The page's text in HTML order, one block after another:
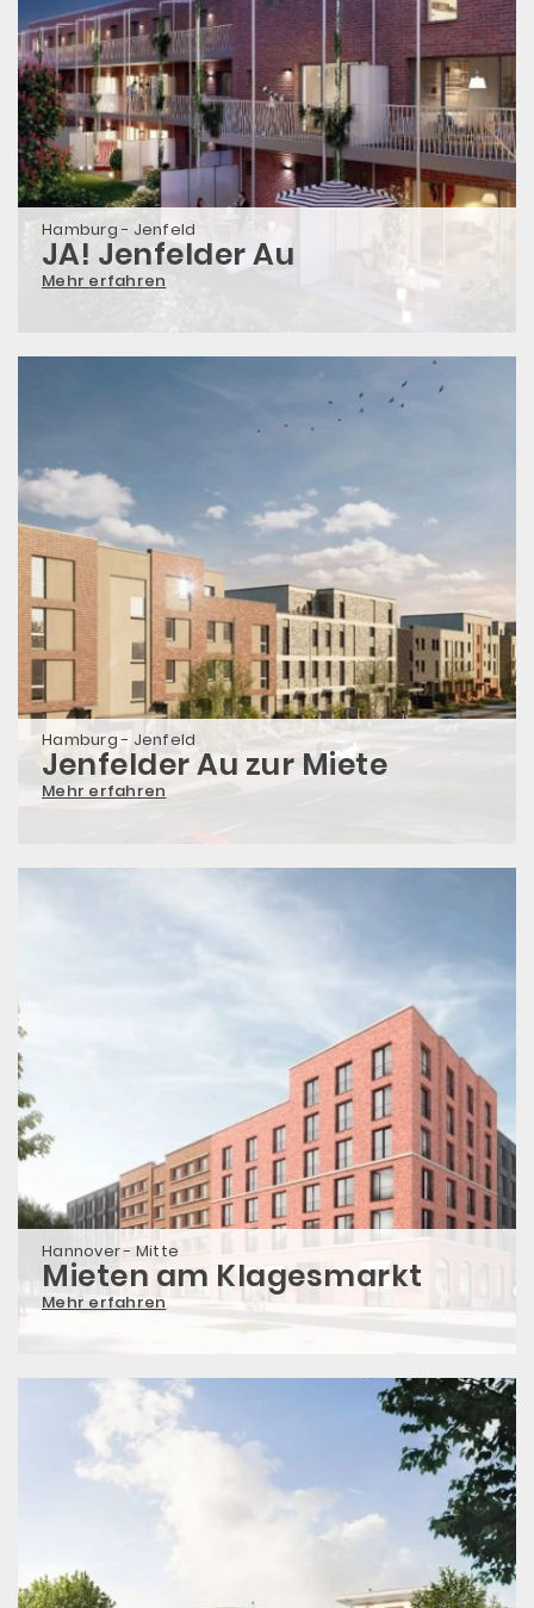
Hamburg - Jenfeld
JA! Jenfelder Au
Mehr erfahren
Hamburg - Jenfeld
Jenfelder Au zur Miete
Mehr erfahren
Hannover - Mitte
Mieten am Klagesmarkt
Mehr erfahren